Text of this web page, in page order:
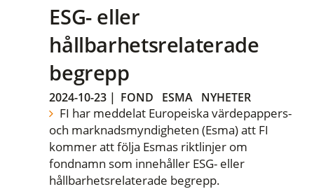
ESG- eller
hållbarhetsrelaterade
begrepp
2024-10-23 | FOND ESMA NYHETER
FI har meddelat Europeiska värdepappers-
och marknadsmyndigheten (Esma) att FI
kommer att följa Esmas riktlinjer om
fondnamn som innehåller ESG- eller
hållbarhetsrelaterade begrepp.